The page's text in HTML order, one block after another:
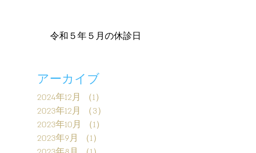
令和５年５月の休診日
アーカイブ
2024年12月 （1）
2023年12月
（3）
2023年10月
（1）
2023年9月
（1）